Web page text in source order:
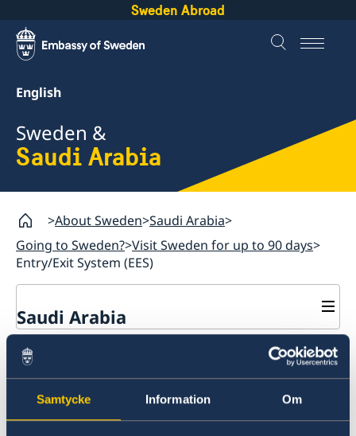
Samtycke Information Om
Sweden Abroad
English
Sweden &
Saudi Arabia
About Sweden Saudi Arabia
Going to Sweden? Visit Sweden for up to 90 days
Entry/Exit System (EES)
Saudi Arabia
Going to Sweden?
Visit Sweden for up to 90 days
Fees
Entry/Exit System (EES)
Important update for non-EU nationals